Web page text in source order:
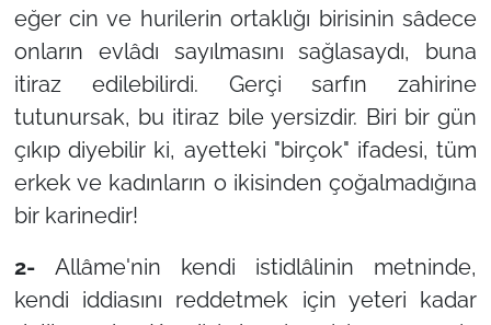
eğer cin ve hurilerin ortaklığı birisinin sâdece
onların evlâdı sayılmasını sağlasaydı, buna
itiraz edilebilirdi. Gerçi sarfın zahirine
tutunursak, bu itiraz bile yersizdir. Biri bir gün
çıkıp diyebilir ki, ayetteki "birçok" ifadesi, tüm
erkek ve kadınların o ikisinden çoğalmadığına
bir karinedir!
2- Allâme'nin kendi istidlâlinin metninde,
kendi iddiasını reddetmek için yeteri kadar